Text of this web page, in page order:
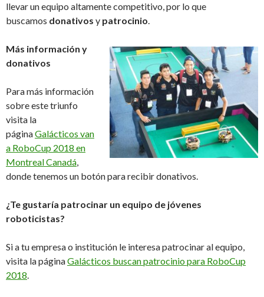
llevar un equipo altamente competitivo, por lo que
buscamos donativos y patrocinio.
Más información y
donativos
Para más información
sobre este triunfo
visita la
páginaGalácticos van
a RoboCup 2018 en
Montreal Canadá,
donde tenemos un botón para recibir donativos.
¿Te gustaría patrocinar un equipo de jóvenes
roboticistas?
Si a tu empresa o institución le interesa patrocinar al equipo,
visita la páginaGalácticos buscan patrocinio para RoboCup
2018.